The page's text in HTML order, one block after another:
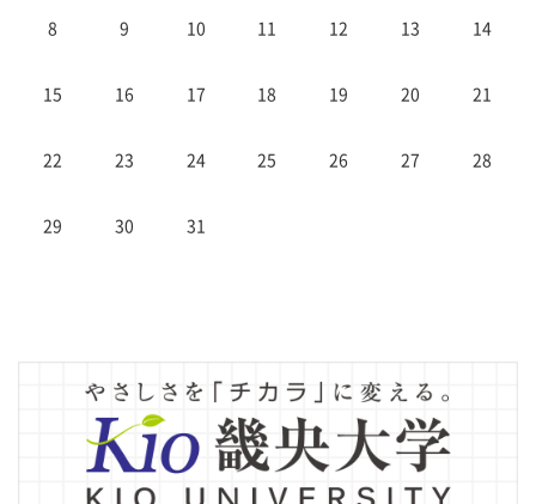
8 9 10 11 12 13 14
15 16 17 18 19 20 21
22 23 24 25 26 27 28
29 30 31